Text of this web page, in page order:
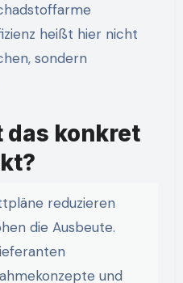
heißt hier nicht
sondern
das konkret
reduzieren
die Ausbeute.
und